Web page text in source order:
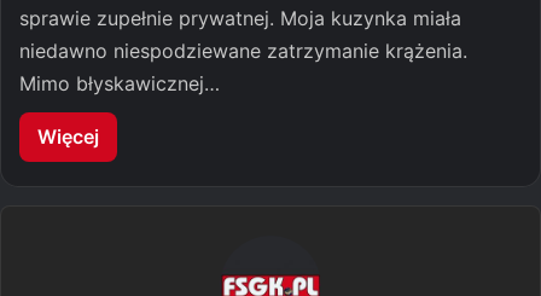
sprawie zupełnie prywatnej. Moja kuzynka miała
niedawno niespodziewane zatrzymanie krążenia.
Mimo błyskawicznej…
Więcej